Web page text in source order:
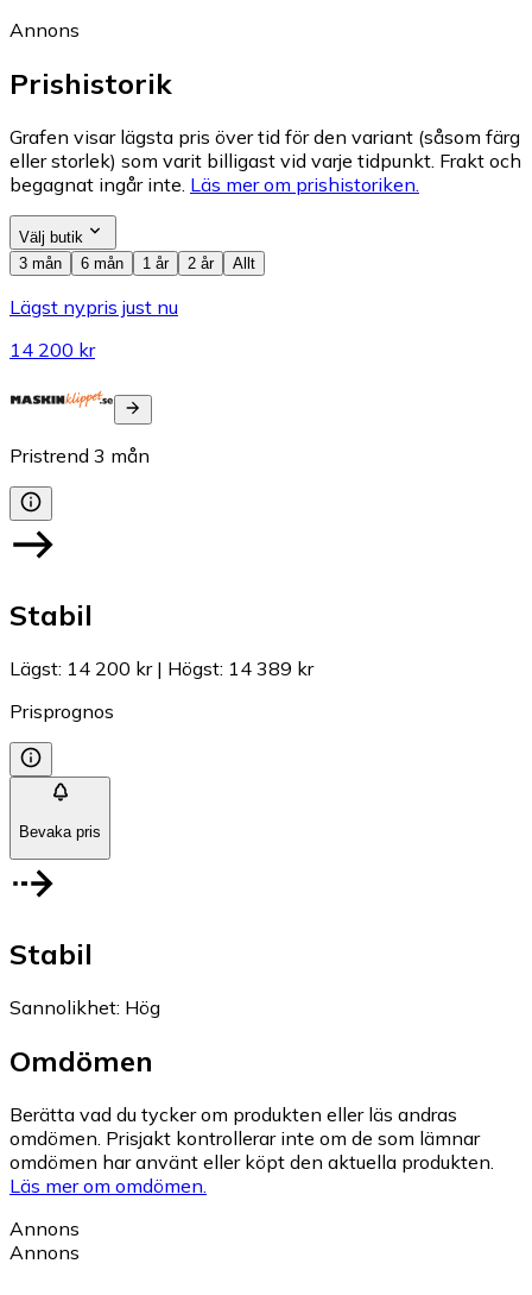
Annons
Prishistorik
Grafen visar lägsta pris över tid för den variant (såsom färg
eller storlek) som varit billigast vid varje tidpunkt. Frakt och
begagnat ingår inte. Läs mer om prishistoriken.
Välj butik
3 mån
6 mån 1 år 2 år Allt
Lägst nypris just nu
14 200 kr
Pristrend 3 mån
Stabil
Lägst: 14 200 kr| Högst: 14 389 kr
Prisprognos
Bevaka pris
Stabil
Sannolikhet: Hög
Omdömen
Berätta vad du tycker om produkten eller läs andras
omdömen. Prisjakt kontrollerar inte om de som lämnar
omdömen har använt eller köpt den aktuella produkten.
Läs mer om omdömen.
Annons
Annons